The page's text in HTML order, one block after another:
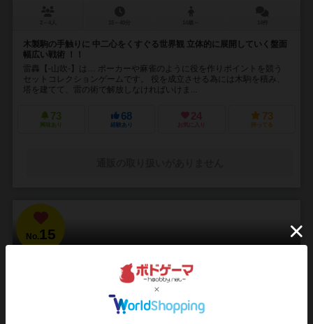
木製駒の手触りに 中二心をくすぐる世界観 立体的に展開していく盤面
幅広い戦術 ！！
雷轟【-山吹-】は… ポーカーや麻雀のように役を作りポイントを競う
セットコレクションゲームです。 役を成立させる為には木駒を積み、
塔を建てて、雷の術で解放しなければいけま...
73
興味あり
68
経験あり
24
お気に入り
73
持ってる
No.15
Bloodborne: The Card Game